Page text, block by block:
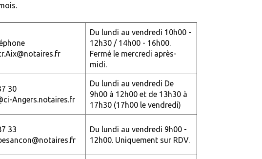
Du lundi au vendredi 10h00 -
12h30 / 14h00 - 16h00.
Fermé le mercredi après-
midi.
30
Angers.notaires.fr
Du lundi au vendredi De
9h00 à 12h00 et de 13h30 à
17h30 (17h00 le vendredi)
33
Du lundi au vendredi 9h00 -
12h00. Uniquement sur RDV.